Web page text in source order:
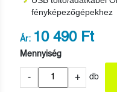
fényképezőgépekhez
Ár: 10 490 Ft
Mennyiség
- + db